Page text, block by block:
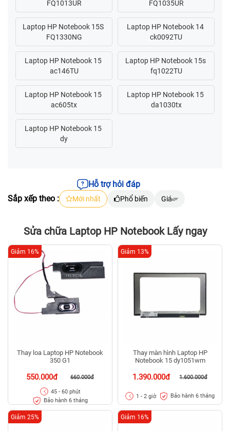
Hỗ trợ hỏi đáp
Sắp xếp theo :
Mới nhất Phổ biến Giá
Sửa chữa Laptop HP Notebook Lấy ngay
Thay loa Laptop HP Notebook
350 G1
550.000đ 660.000đ
Giảm 16%
45 - 60 phút
Bảo hành 6 tháng
Thay màn hình Laptop HP
Notebook 15 dy1051wm
1.390.000đ 1.600.000đ
Giảm 13%
1 - 2 giờ Bảo hành 6 tháng
Giảm 25% Giảm 16%